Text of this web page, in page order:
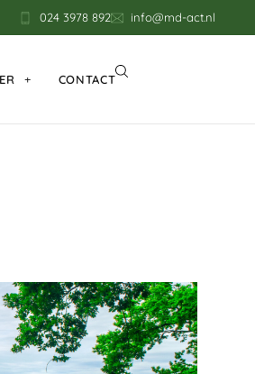
024 3978 892 info@md-act.nl
CONTACT